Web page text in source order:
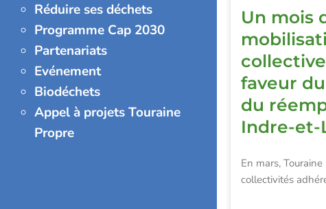
Réduire ses déchets
Programme Cap 2030
Partenariats
Evénement
Biodéchets
Appel à projets Touraine
Propre
Un mois
faveur
du
Indre-et-
En mars,
collectivités